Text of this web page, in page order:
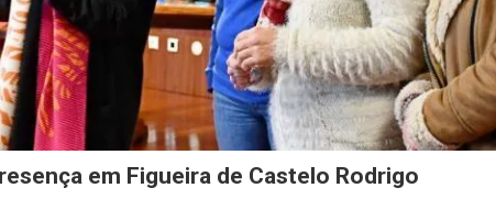
em Figueira de Castelo Rodrigo